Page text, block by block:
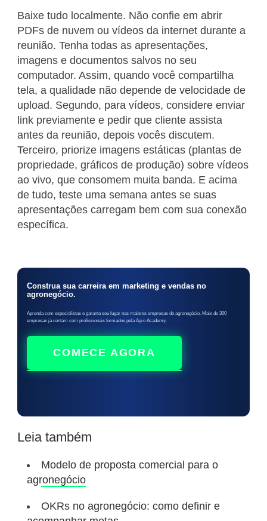
Baixe tudo localmente. Não confie em abrir
PDFs de nuvem ou vídeos da internet durante a
reunião. Tenha todas as apresentações,
imagens e documentos salvos no seu
computador. Assim, quando você compartilha
tela, a qualidade não depende de velocidade de
upload. Segundo, para vídeos, considere enviar
link previamente e pedir que cliente assista
antes da reunião, depois vocês discutem.
Terceiro, priorize imagens estáticas (plantas de
propriedade, gráficos de produção) sobre vídeos
ao vivo, que consomem muita banda. E acima
de tudo, teste uma semana antes se suas
apresentações carregam bem com sua conexão
específica.
Construa sua carreira em marketing e vendas no
agronegócio.
Aprenda com especialistas e garanta seu lugar nas maiores empresas do agronegócio. Mais de 300
empresas já contam com profissionais formados pela Agro Academy.
COMECE AGORA
Leia também
Modelo de proposta comercial para o
agronegócio
OKRs no agronegócio: como definir e